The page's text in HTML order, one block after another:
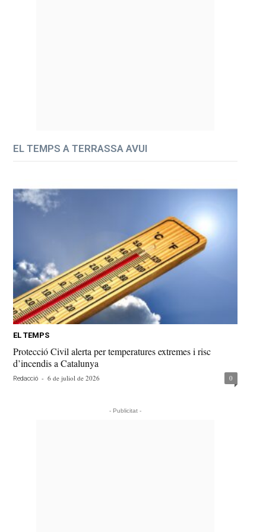
EL TEMPS A TERRASSA AVUI
EL TEMPS
Protecció Civil alerta per temperatures extremes i risc
d’incendis a Catalunya
Redacció - 6 de juliol de 2026 0
- Publicitat -